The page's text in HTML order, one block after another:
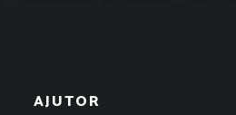
AJUTOR